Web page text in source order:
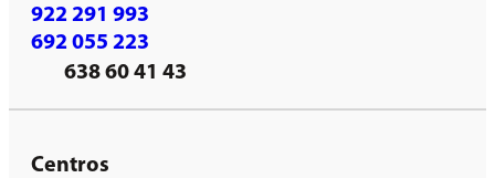
922 291 993
692 055 223
638 60 41 43
Centros